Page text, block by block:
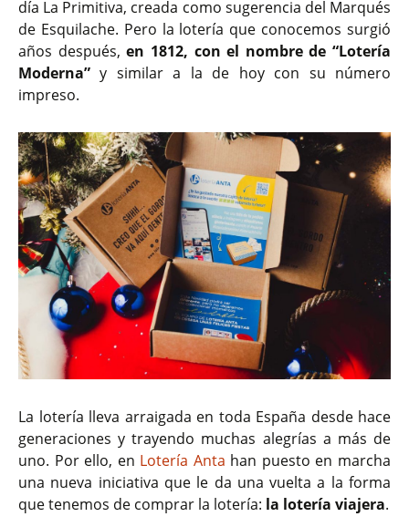
día La Primitiva, creada como sugerencia del Marqués
de Esquilache. Pero la lotería que conocemos surgió
años después, en 1812, con el nombre de “Lotería
Moderna” y similar a la de hoy con su número
impreso.
La lotería lleva arraigada en toda España desde hace
generaciones y trayendo muchas alegrías a más de
uno. Por ello, en Lotería Anta han puesto en marcha
una nueva iniciativa que le da una vuelta a la forma
que tenemos de comprar la lotería: la lotería viajera.